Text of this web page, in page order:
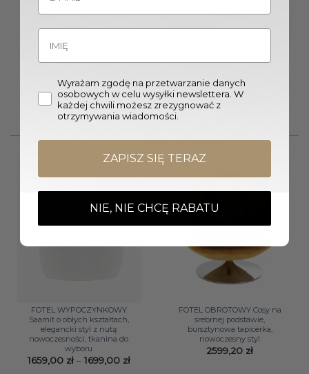
SZEZLONG z przeszywanym
siedziskiem na metalowych
i strona do wyboru
3749,00zł
prostokątna z przeszywanym
nogach, aksamitna tapicerka
do wyboru
2199,00
FOTEL WYPOCZYNKOWY
Saamit o obłych kształtach,
elegancki styl z nutą
nowoczesności, tkanina do
wyboru
1659,00 zł – 1699,00 złZakres
FOTEL OBROTOWY Cosy na
srebrnej podstawie,
bursztynowa tapicerka,
nowoczesny styl
2599,20 zł
Wyrażam zgodę na przetwarzanie danych
osobowych w celu wysyłki newslettera. W
każdej chwili możesz zrezygnować z
otrzymywania wiadomości.
ZAPISZ SIĘ TERAZ
NIE, NIE CHCĘ RABATU